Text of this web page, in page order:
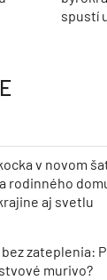
spustí
v novom
rodinného
aj svetlu
bez zateplenia:
murivo?